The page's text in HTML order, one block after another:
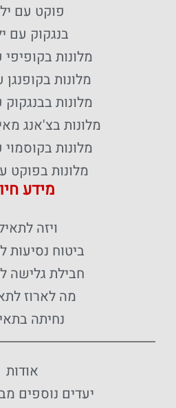
פוקט עם
בנגקוק עם
מלונות
מלונות
מלונות
מלונות בצ'אנג
מלונות
מלונות בפוקט
מידע
ויזה
ביטוח נסיעות
חבילת גלישה
מה לארוז
נחיתה
אודות
יעדים נוספים